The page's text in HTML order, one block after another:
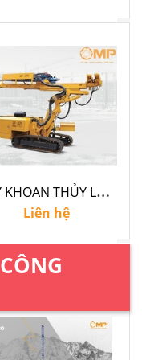
M
ÁY KHOAN THỦY LỰC ĐA NĂNG QUASAN
Liên hệ